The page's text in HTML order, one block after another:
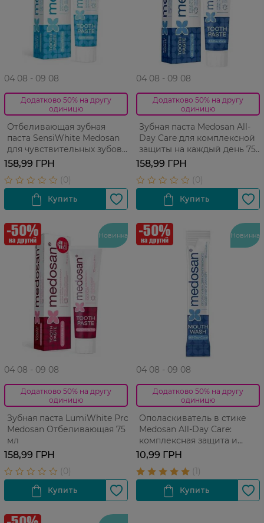
04 08 - 09 08
Додатково 50% на другу
одиницю
Отбеливающая зубная
паста SensiWhite Medosan
для чувствительных зубов
75 мл
158,99 ГРН
04 08 - 09 08
Додатково 50% на другу
одиницю
Зубная паста Medosan All-
Day Care для комплексной
защиты на каждый день 75
мл
158,99 ГРН
Новинка
04 08 - 09 08
Додатково 50% на другу
одиницю
Зубная паста LumiWhite Pro
Medosan Отбеливающая 75
мл
158,99 ГРН
Новинка
04 08 - 09 08
Додатково 50% на другу
одиницю
Ополаскиватель в стике
Medosan All-Day Care:
комплексная защита и
свежесть дыхания 10 мл
10,99 ГРН